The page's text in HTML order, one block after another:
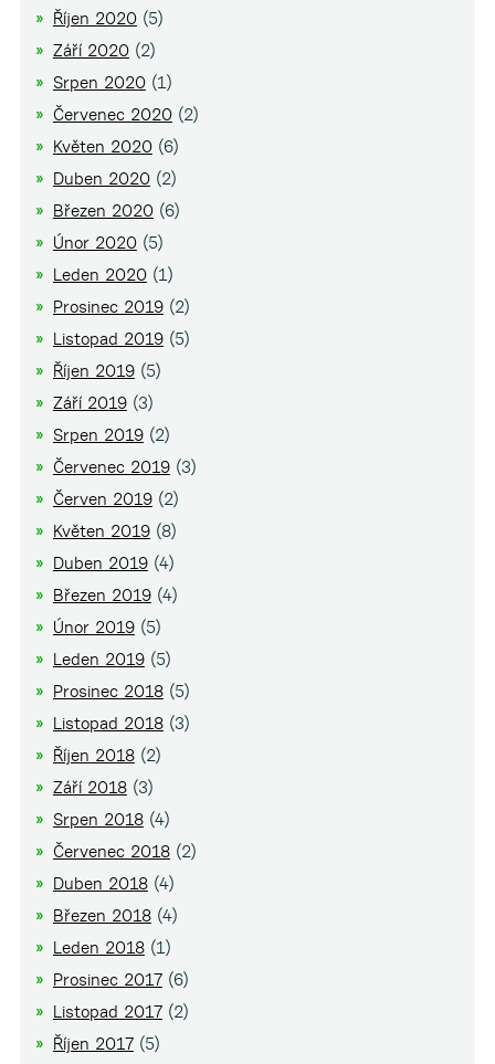
Říjen 2020(5)
Září 2020(2)
Srpen 2020(1)
Červenec 2020(2)
Květen 2020(6)
Duben 2020(2)
Březen 2020(6)
Únor 2020(5)
Leden 2020(1)
Prosinec 2019(2)
Listopad 2019(5)
Říjen 2019(5)
Září 2019(3)
Srpen 2019(2)
Červenec 2019(3)
Červen 2019(2)
Květen 2019(8)
Duben 2019(4)
Březen 2019(4)
Únor 2019(5)
Leden 2019(5)
Prosinec 2018(5)
Listopad 2018(3)
Říjen 2018(2)
Září 2018(3)
Srpen 2018(4)
Červenec 2018(2)
Duben 2018(4)
Březen 2018(4)
Leden 2018(1)
Prosinec 2017(6)
Listopad 2017(2)
Říjen 2017(5)